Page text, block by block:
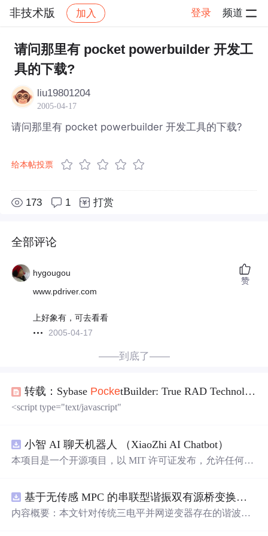
非技术版 加入 登录 频道
社区 非技术版
请问那里有 pocket powerbuilder 开发工
具的下载?
liu19801204
2005-04-17
请问那里有 pocket powerbuilder 开发工具的下载?
给本帖投票
173 1 打赏
全部评论
hygougou
www.pdriver.com
上好象有，可去看看
2005-04-17
赞
——到底了——
转载：Sybase PocketBuilder: True RAD Technology
<script type="text/javascript"
小智 AI 聊天机器人 （XiaoZhi AI Chatbot）
本项目是一个开源项目，以 MIT 许可证发布，允许任何人
速发展的大语言模型应用到实际的硬件设备中。无论你是
对 AI 感兴趣的学生，还是想要探索新技术的开发者，都可
基于无传感 MPC 的串联型谐振双有源桥变换器动态性能优化（Simulink仿真实现）
内容概要：本文针对传统三电平并网逆变器存在的谐波含